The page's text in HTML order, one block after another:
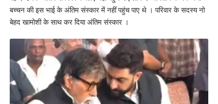
बच्चन की इस भाई के अंतिम संस्कार में नहीं पहुंच पाए थे । परिवार के सदस्य नो
बेहद खामोशी के साथ कर दिया अंतिम संस्कार ।